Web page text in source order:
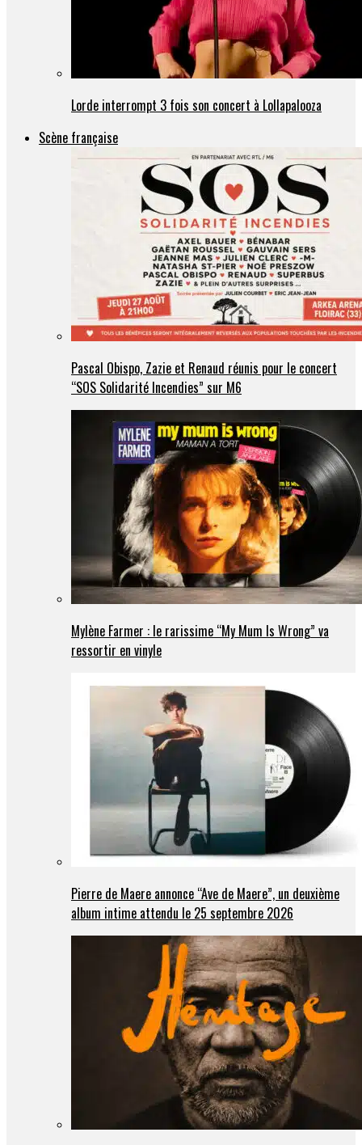
Lorde interrompt 3 fois son concert à Lollapalooza
Scène française
Pascal Obispo, Zazie et Renaud réunis pour le concert
“SOS Solidarité Incendies” sur M6
Mylène Farmer : le rarissime “My Mum Is Wrong” va
ressortir en vinyle
Pierre de Maere annonce “Ave de Maere”, un deuxième
album intime attendu le 25 septembre 2026